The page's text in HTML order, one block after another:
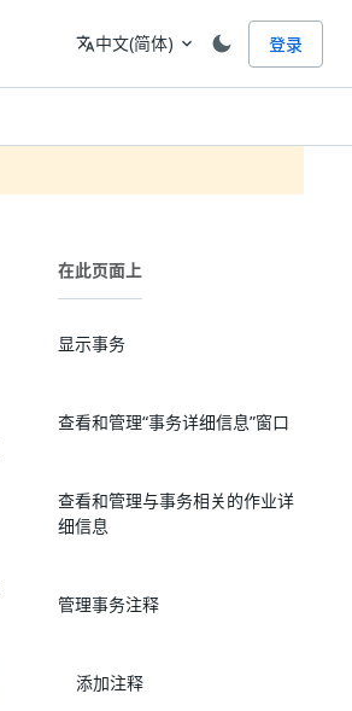
语言
translate中文(简体) expand_more 登录
在此页面上
显示事务
查看和管理“事务详细信息”窗口
查看和管理与事务相关的作业详
细信息
管理事务注释
添加注释